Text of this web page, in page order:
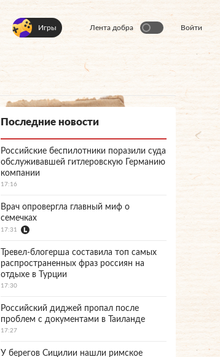
Игры Лента добра Войти
Последние новости
Российские беспилотники поразили суда
обслуживавшей гитлеровскую Германию
компании
17:16
Врач опровергла главный миф о
семечках
17:31
Тревел-блогерша составила топ самых
распространенных фраз россиян на
отдыхе в Турции
17:30
Российский диджей пропал после
проблем с документами в Таиланде
17:27
У берегов Сицилии нашли римское